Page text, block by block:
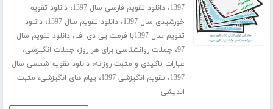
1397،دانلود تقویم فارسی سال 1397 ،دانلود تقویم
خورشیدی سال 1397
،دانلود تقویم سال 1397 ،دانلود
تقویم سال 1397با فرمت پی دی اف
،دانلود تقویم سال
97، جملات روانشناسی برای هر روز، جملات انگیزشی،
عبارات تاکیدی و مثبت روزانه،دانلود تقویم شمسی سال
1397، تقویم انگیزشی 1397 ، پیام های انگیزشی، مثبت
اندیشی